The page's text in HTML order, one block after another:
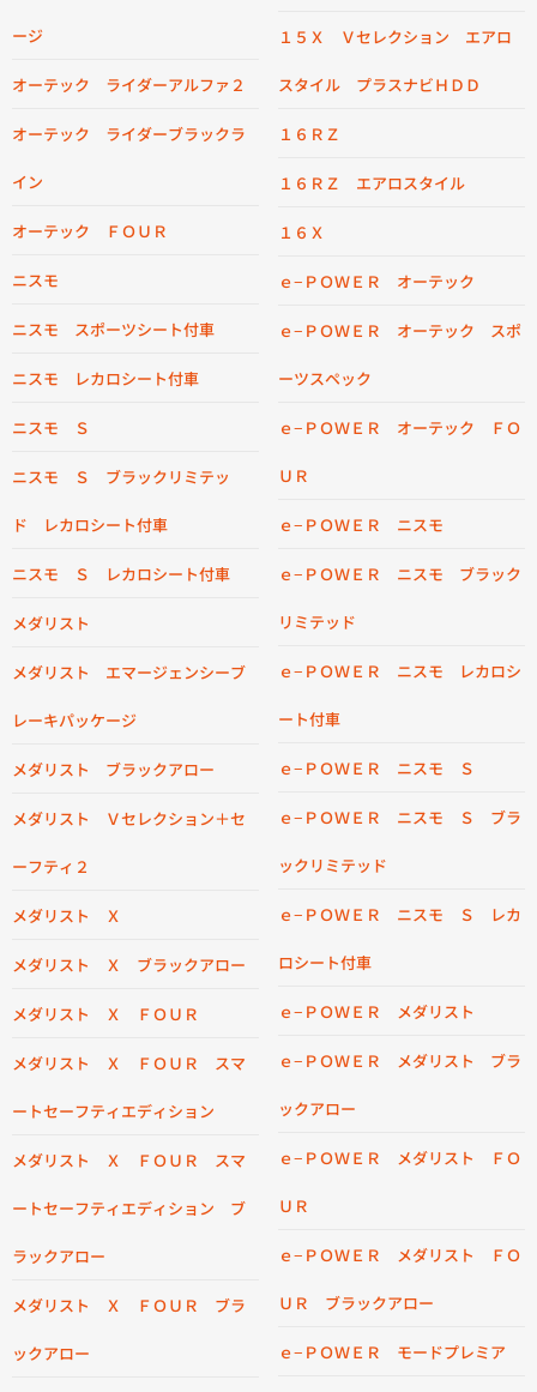
ージ
オーテック ライダーアルファ２
オーテック ライダーブラックラ
イン
オーテック ＦＯＵＲ
ニスモ
ニスモ スポーツシート付車
ニスモ レカロシート付車
ニスモ Ｓ
ニスモ Ｓ ブラックリミテッ
ド レカロシート付車
ニスモ Ｓ レカロシート付車
メダリスト
メダリスト エマージェンシーブ
レーキパッケージ
メダリスト ブラックアロー
メダリスト Ｖセレクション＋セ
ーフティ２
メダリスト Ｘ
メダリスト Ｘ ブラックアロー
メダリスト Ｘ ＦＯＵＲ
メダリスト Ｘ ＦＯＵＲ スマ
ートセーフティエディション
メダリスト Ｘ ＦＯＵＲ スマ
ートセーフティエディション ブ
ラックアロー
メダリスト Ｘ ＦＯＵＲ ブラ
ックアロー
１５Ｘ Ｖセレクション エアロ
スタイル プラスナビＨＤＤ
１６ＲＺ
１６ＲＺ エアロスタイル
１６Ｘ
ｅ−ＰＯＷＥＲ オーテック
ｅ−ＰＯＷＥＲ オーテック スポ
ーツスペック
ｅ−ＰＯＷＥＲ オーテック ＦＯ
ＵＲ
ｅ−ＰＯＷＥＲ ニスモ
ｅ−ＰＯＷＥＲ ニスモ ブラック
リミテッド
ｅ−ＰＯＷＥＲ ニスモ レカロシ
ート付車
ｅ−ＰＯＷＥＲ ニスモ Ｓ
ｅ−ＰＯＷＥＲ ニスモ Ｓ ブラ
ックリミテッド
ｅ−ＰＯＷＥＲ ニスモ Ｓ レカ
ロシート付車
ｅ−ＰＯＷＥＲ メダリスト
ｅ−ＰＯＷＥＲ メダリスト ブラ
ックアロー
ｅ−ＰＯＷＥＲ メダリスト ＦＯ
ＵＲ
ｅ−ＰＯＷＥＲ メダリスト ＦＯ
ＵＲ ブラックアロー
ｅ−ＰＯＷＥＲ モードプレミア